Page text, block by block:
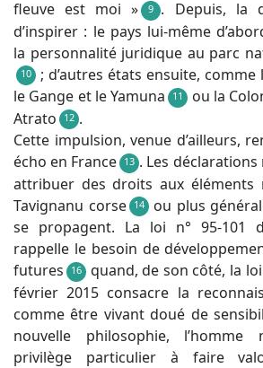
fleuve est moi »
9 . Depuis, la
d’inspirer : le pays lui-même
la personnalité juridique au parc
10
; d’autres états ensuite, comme
le Gange et le Yamuna
11
ou la
Atrato
12 .
Cette impulsion, venue d’ailleurs,
écho en France 13 . Les
attribuer des droits aux éléments
Tavignanu corse
14 ou plus
se propagent. La loi n° 95-101
rappelle le besoin de
futures
16
quand, de son côté, la
février 2015 consacre la
comme être vivant doué de
nouvelle philosophie, l’homme
privilège particulier à faire